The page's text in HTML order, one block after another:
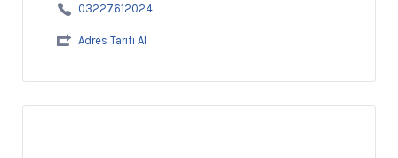
03227612024
Adres Tarifi Al